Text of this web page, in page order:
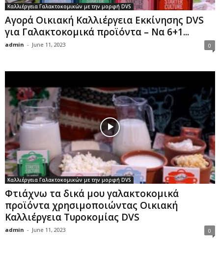
Καλλιέργεια Γαλακτοκομικών με την μορφή DVS
Αγορά Οικιακή Καλλιέργεια Εκκίνησης DVS
για Γαλακτοκομικά προϊόντα – Να 6+1...
admin - June 11, 2023 0
Καλλιέργεια Γαλακτοκομικών με την μορφή DVS
Φτιάχνω τα δικά μου γαλακτοκομικά
προϊόντα χρησιμοποιώντας Οικιακή
Καλλιέργεια Τυροκομίας DVS
admin - June 11, 2023 0